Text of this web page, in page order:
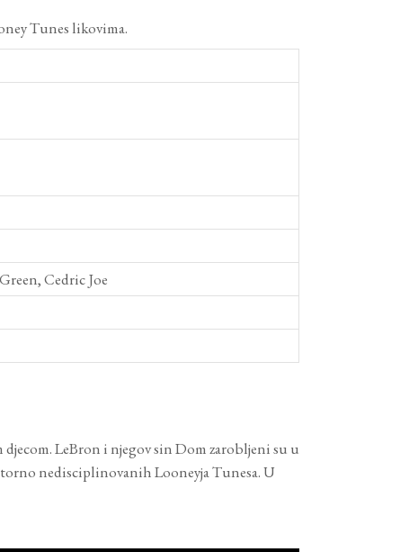
Tunes likovima.
Cedric Joe
LeBron i njegov sin Dom zarobljeni su u
nedisciplinovanih Looneyja Tunesa. U